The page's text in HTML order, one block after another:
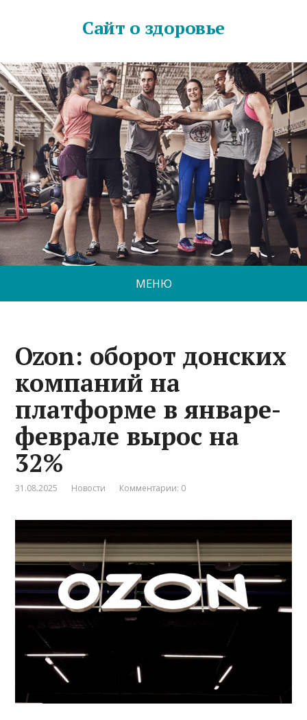
Сайт о здоровье
МЕНЮ
Ozon: оборот донских
компаний на
платформе в январе-
феврале вырос на
32%
31.08.2025 Новости Комментарии: 0